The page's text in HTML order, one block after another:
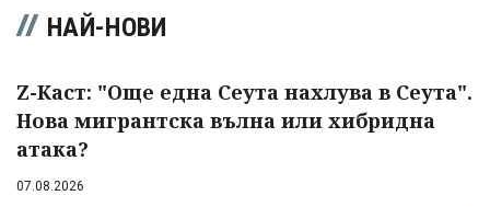
НАЙ-НОВИ
Z-Каст: "Още една Сеута нахлува в Сеута".
Нова мигрантска вълна или хибридна
атака?
07.08.2026